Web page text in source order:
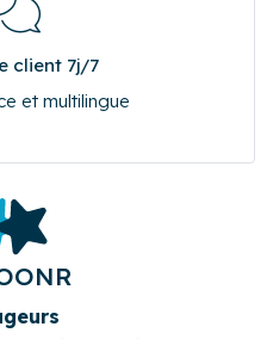
client 7j/7
et multilingue